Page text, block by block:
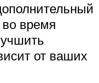
время
от ваших